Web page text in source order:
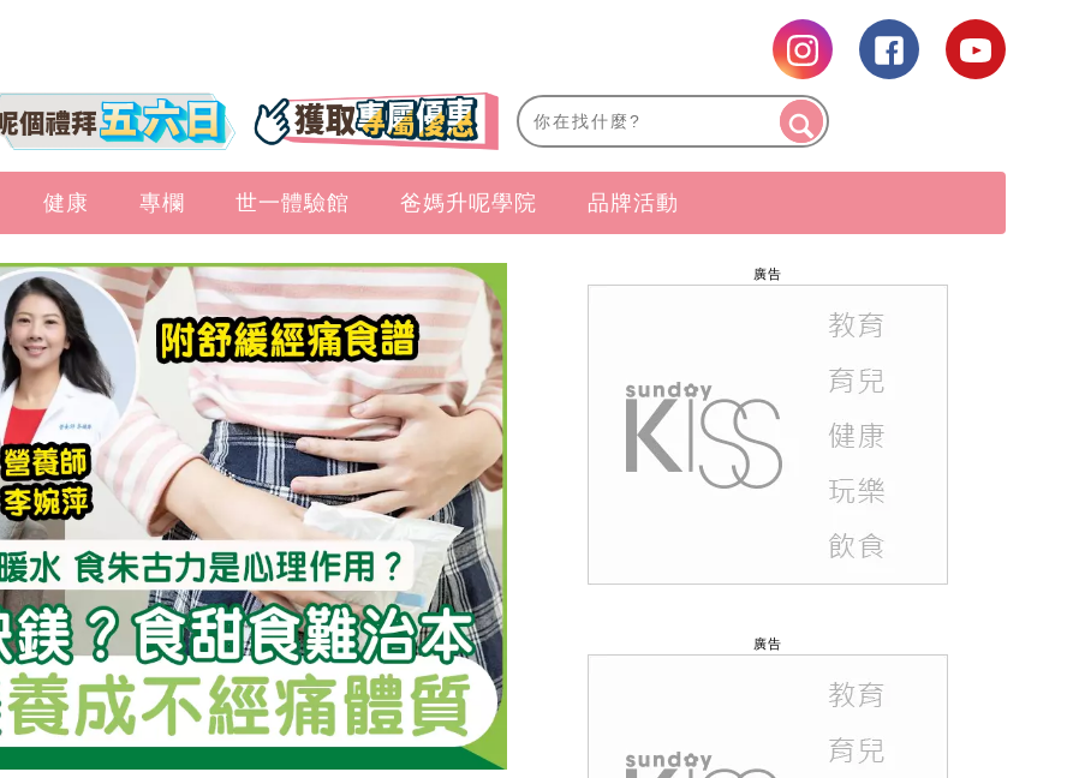
健康 專欄 世一體驗館 爸媽升呢學院 品牌活動
廣告
廣告